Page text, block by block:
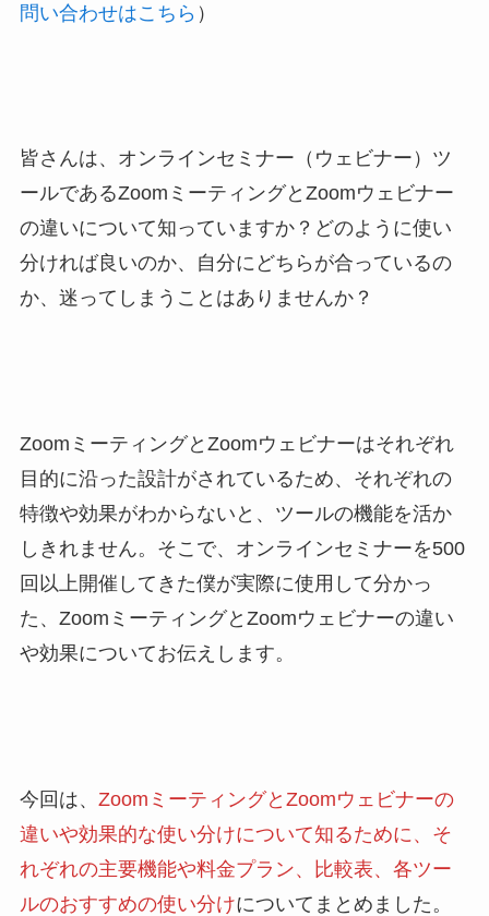
問い合わせはこちら ）
皆さんは、オンラインセミナー（ウェビナー）ツ
ールであるZoomミーティングとZoomウェビナー
の違いについて知っていますか？どのように使い
分ければ良いのか、自分にどちらが合っているの
か、迷ってしまうことはありませんか？
ZoomミーティングとZoomウェビナーはそれぞれ
目的に沿った設計がされているため、それぞれの
特徴や効果がわからないと、ツールの機能を活か
しきれません。そこで、オンラインセミナーを500
回以上開催してきた僕が実際に使用して分かっ
た、ZoomミーティングとZoomウェビナーの違い
や効果についてお伝えします。
今回は、 ZoomミーティングとZoomウェビナーの
違いや効果的な使い分けについて知るために、そ
れぞれの主要機能や料金プラン、比較表、各ツー
ルのおすすめの使い分けについてまとめました。